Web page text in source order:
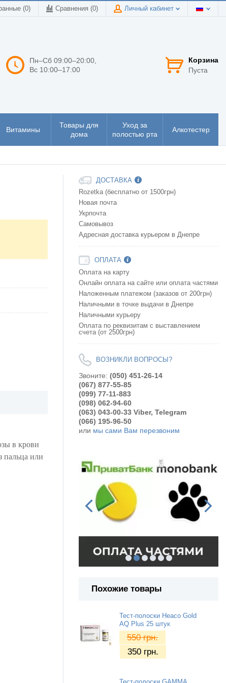
(0) Сравнения (0) Личный кабинет
Пн–Сб 09:00–20:00,
Вс 10:00–17:00
Корзина
Пуста
Витамины
Товары для
дома
Уход за
полостью рта
Алкотестер
в крови
пальца или
ДОСТАВКА
Rozetka (бесплатно от 1500грн)
Новая почта
Укрпочта
Самовывоз
Адресная доставка курьером в Днепре
ОПЛАТА
Оплата на карту
Онлайн оплата на сайте или оплата частями
Наложенным платежом (заказов от 200грн)
Наличными в точке выдачи в Днепре
Наличными курьеру
Оплата по реквизитам с выставлением
счета (от 2500грн)
ВОЗНИКЛИ ВОПРОСЫ?
Звоните: (050) 451-26-14
(067) 877-55-85
(099) 77-11-883
(098) 062-94-60
(063) 043-00-33 Viber, Telegram
(066) 195-96-50
или мы сами Вам перезвоним
Похожие товары
Тест-полоски Heaco Gold
AQ Plus 25 штук
550грн.
350 грн.